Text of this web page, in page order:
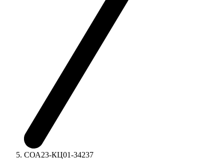
СОА23-КЦ01-34237